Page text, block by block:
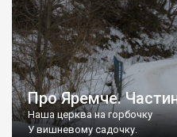
Про Яремче.
Наша церква на горбочку
У вишневому садочку.